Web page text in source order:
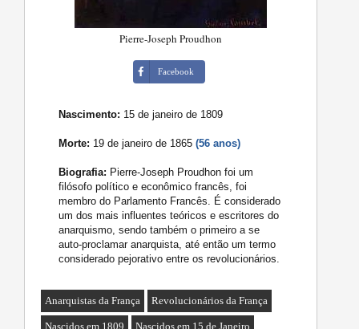
Pierre-Joseph Proudhon
Facebook
Nascimento: 15 de janeiro de 1809
Morte: 19 de janeiro de 1865(56 anos)
Biografia: Pierre-Joseph Proudhon foi um
filósofo político e econômico francês, foi
membro do Parlamento Francês. É considerado
um dos mais influentes teóricos e escritores do
anarquismo, sendo também o primeiro a se
auto-proclamar anarquista, até então um termo
considerado pejorativo entre os revolucionários.
Anarquistas da França Revolucionários da França
Nascidos em 1809 Nascidos em 15 de Janeiro